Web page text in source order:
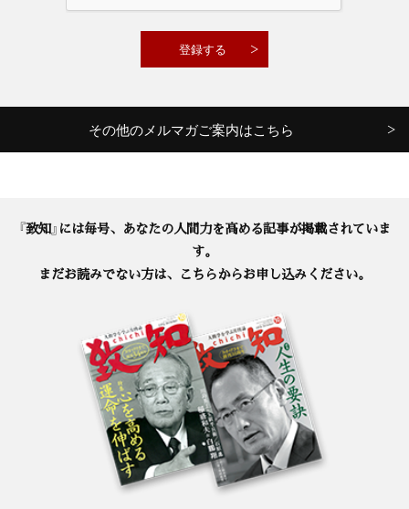
その他のメルマガご案内はこちら
『致知』には毎号、あなたの人間力を高める記事が掲載されていま
す。
まだお読みでない方は、こちらからお申し込みください。